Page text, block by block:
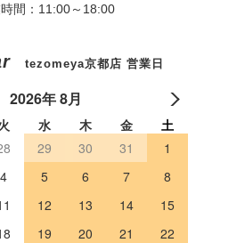
間：11:00～18:00
tezomeya京都店 営業日
2026年 8月
水 木 金
土
29 30 31
1
4 5 6 7
8
12 13 14
15
19 20 21 22